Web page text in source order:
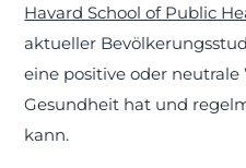
Havard School of Public
aktueller
eine positive oder
Gesundheit hat und
kann.